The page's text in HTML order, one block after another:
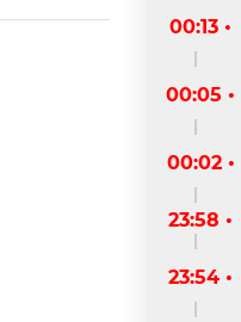
00:13 •
00:05 •
00:02 •
23:58 •
23:54 •